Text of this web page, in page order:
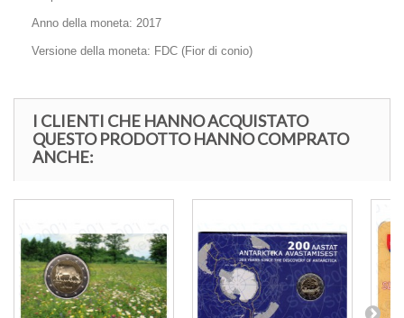
Anno della moneta: 2017
Versione della moneta: FDC (Fior di conio)
I CLIENTI CHE HANNO ACQUISTATO
QUESTO PRODOTTO HANNO COMPRATO
ANCHE: